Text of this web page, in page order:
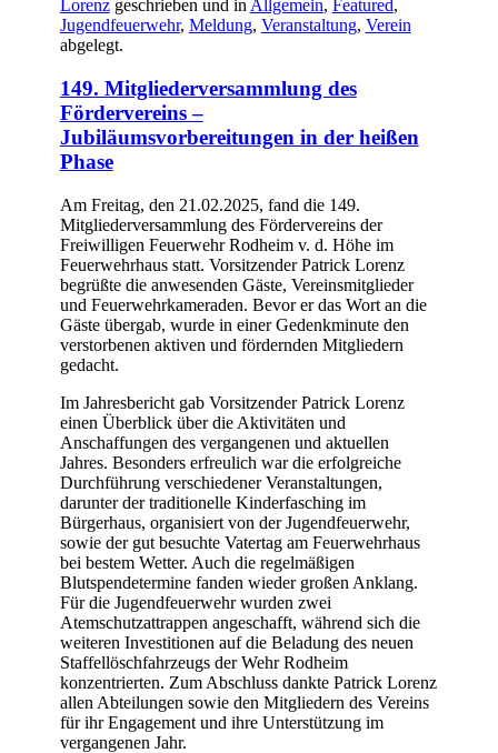
Lorenzgeschrieben und inAllgemein, Featured,
Jugendfeuerwehr, Meldung, Veranstaltung, Verein
abgelegt.
149. Mitgliederversammlung des
Fördervereins –
Jubiläumsvorbereitungen in der heißen
Phase
Am Freitag, den 21.02.2025, fand die 149.
Mitgliederversammlung des Fördervereins der
Freiwilligen Feuerwehr Rodheim v. d. Höhe im
Feuerwehrhaus statt. Vorsitzender Patrick Lorenz
begrüßte die anwesenden Gäste, Vereinsmitglieder
und Feuerwehrkameraden. Bevor er das Wort an die
Gäste übergab, wurde in einer Gedenkminute den
verstorbenen aktiven und fördernden Mitgliedern
gedacht.
Im Jahresbericht gab Vorsitzender Patrick Lorenz
einen Überblick über die Aktivitäten und
Anschaffungen des vergangenen und aktuellen
Jahres. Besonders erfreulich war die erfolgreiche
Durchführung verschiedener Veranstaltungen,
darunter der traditionelle Kinderfasching im
Bürgerhaus, organisiert von der Jugendfeuerwehr,
sowie der gut besuchte Vatertag am Feuerwehrhaus
bei bestem Wetter. Auch die regelmäßigen
Blutspendetermine fanden wieder großen Anklang.
Für die Jugendfeuerwehr wurden zwei
Atemschutzattrappen angeschafft, während sich die
weiteren Investitionen auf die Beladung des neuen
Staffellöschfahrzeugs der Wehr Rodheim
konzentrierten. Zum Abschluss dankte Patrick Lorenz
allen Abteilungen sowie den Mitgliedern des Vereins
für ihr Engagement und ihre Unterstützung im
vergangenen Jahr.